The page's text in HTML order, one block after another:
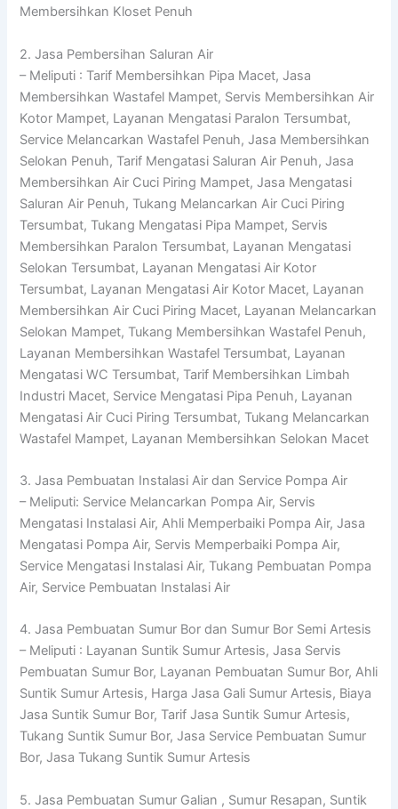
Membersihkan Kloset Penuh
2. Jasa Pembersihan Saluran Air
– Meliputi : Tarif Membersihkan Pipa Macet, Jasa
Membersihkan Wastafel Mampet, Servis Membersihkan Air
Kotor Mampet, Layanan Mengatasi Paralon Tersumbat,
Service Melancarkan Wastafel Penuh, Jasa Membersihkan
Selokan Penuh, Tarif Mengatasi Saluran Air Penuh, Jasa
Membersihkan Air Cuci Piring Mampet, Jasa Mengatasi
Saluran Air Penuh, Tukang Melancarkan Air Cuci Piring
Tersumbat, Tukang Mengatasi Pipa Mampet, Servis
Membersihkan Paralon Tersumbat, Layanan Mengatasi
Selokan Tersumbat, Layanan Mengatasi Air Kotor
Tersumbat, Layanan Mengatasi Air Kotor Macet, Layanan
Membersihkan Air Cuci Piring Macet, Layanan Melancarkan
Selokan Mampet, Tukang Membersihkan Wastafel Penuh,
Layanan Membersihkan Wastafel Tersumbat, Layanan
Mengatasi WC Tersumbat, Tarif Membersihkan Limbah
Industri Macet, Service Mengatasi Pipa Penuh, Layanan
Mengatasi Air Cuci Piring Tersumbat, Tukang Melancarkan
Wastafel Mampet, Layanan Membersihkan Selokan Macet
3. Jasa Pembuatan Instalasi Air dan Service Pompa Air
– Meliputi: Service Melancarkan Pompa Air, Servis
Mengatasi Instalasi Air, Ahli Memperbaiki Pompa Air, Jasa
Mengatasi Pompa Air, Servis Memperbaiki Pompa Air,
Service Mengatasi Instalasi Air, Tukang Pembuatan Pompa
Air, Service Pembuatan Instalasi Air
4. Jasa Pembuatan Sumur Bor dan Sumur Bor Semi Artesis
– Meliputi : Layanan Suntik Sumur Artesis, Jasa Servis
Pembuatan Sumur Bor, Layanan Pembuatan Sumur Bor, Ahli
Suntik Sumur Artesis, Harga Jasa Gali Sumur Artesis, Biaya
Jasa Suntik Sumur Bor, Tarif Jasa Suntik Sumur Artesis,
Tukang Suntik Sumur Bor, Jasa Service Pembuatan Sumur
Bor, Jasa Tukang Suntik Sumur Artesis
5. Jasa Pembuatan Sumur Galian , Sumur Resapan, Suntik